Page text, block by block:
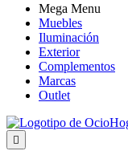
Mega Menu
Muebles
Iluminación
Exterior
Complementos
Marcas
Outlet
